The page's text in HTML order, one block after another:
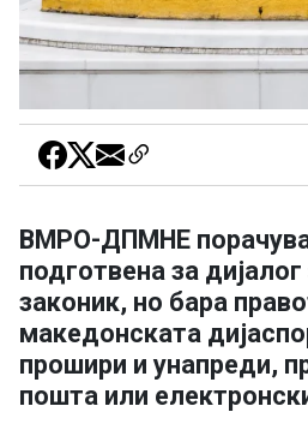
ВМРО-ДПМНЕ
подготвена за
законик, но бара
македонската
прошири и унапреди,
пошта или